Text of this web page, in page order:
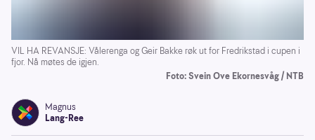
VIL HA REVANSJE: Vålerenga og Geir Bakke røk ut for Fredrikstad i cupen i
fjor. Nå møtes de igjen.
Foto: Svein Ove Ekornesvåg / NTB
Magnus
Lang-Ree